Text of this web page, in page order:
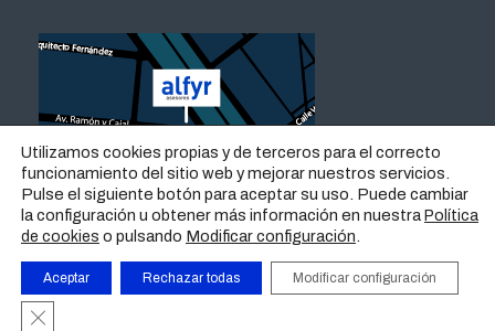
Utilizamos cookies propias y de terceros para el correcto
funcionamiento del sitio web y mejorar nuestros servicios.
Pulse el siguiente botón para aceptar su uso. Puede cambiar
la configuración u obtener más información en nuestra Política
de cookies o pulsando Modificar configuración
Aceptar Rechazar todas Modificar configuración
Cerrar el banner de cookies RGPD